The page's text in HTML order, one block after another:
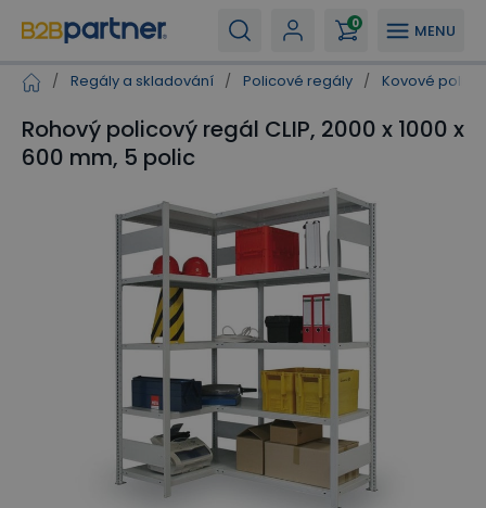
MENU
0
/ Regály a skladování / Policové regály / Kovové
Rohový policový regál CLIP, 2000 x 1000 x
600 mm, 5 polic